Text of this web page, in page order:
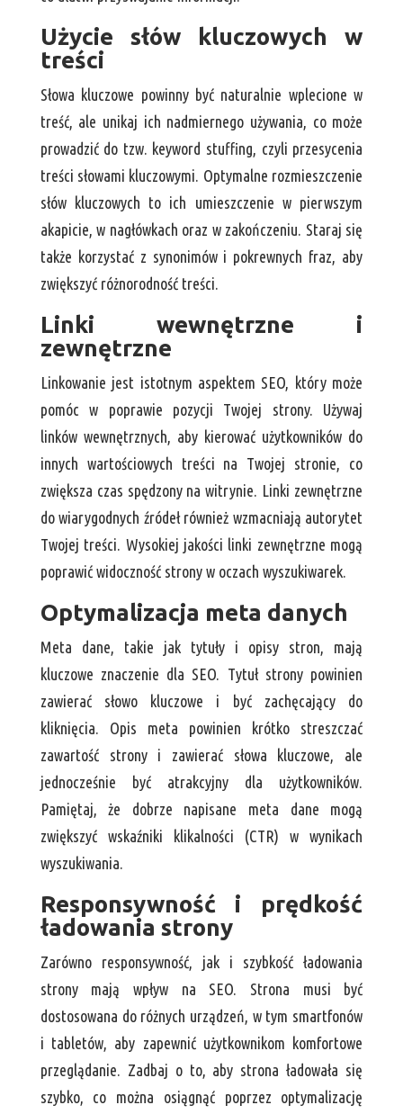
Użycie słów kluczowych w
treści
Słowa kluczowe powinny być naturalnie wplecione w
treść, ale unikaj ich nadmiernego używania, co może
prowadzić do tzw. keyword stuffing, czyli przesycenia
treści słowami kluczowymi. Optymalne rozmieszczenie
słów kluczowych to ich umieszczenie w pierwszym
akapicie, w nagłówkach oraz w zakończeniu. Staraj się
także korzystać z synonimów i pokrewnych fraz, aby
zwiększyć różnorodność treści.
Linki wewnętrzne i
zewnętrzne
Linkowanie jest istotnym aspektem SEO, który może
pomóc w poprawie pozycji Twojej strony. Używaj
linków wewnętrznych, aby kierować użytkowników do
innych wartościowych treści na Twojej stronie, co
zwiększa czas spędzony na witrynie. Linki zewnętrzne
do wiarygodnych źródeł również wzmacniają autorytet
Twojej treści. Wysokiej jakości linki zewnętrzne mogą
poprawić widoczność strony w oczach wyszukiwarek.
Optymalizacja meta danych
Meta dane, takie jak tytuły i opisy stron, mają
kluczowe znaczenie dla SEO. Tytuł strony powinien
zawierać słowo kluczowe i być zachęcający do
kliknięcia. Opis meta powinien krótko streszczać
zawartość strony i zawierać słowa kluczowe, ale
jednocześnie być atrakcyjny dla użytkowników.
Pamiętaj, że dobrze napisane meta dane mogą
zwiększyć wskaźniki klikalności (CTR) w wynikach
wyszukiwania.
Responsywność i prędkość
ładowania strony
Zarówno responsywność, jak i szybkość ładowania
strony mają wpływ na SEO. Strona musi być
dostosowana do różnych urządzeń, w tym smartfonów
i tabletów, aby zapewnić użytkownikom komfortowe
przeglądanie. Zadbaj o to, aby strona ładowała się
szybko, co można osiągnąć poprzez optymalizację